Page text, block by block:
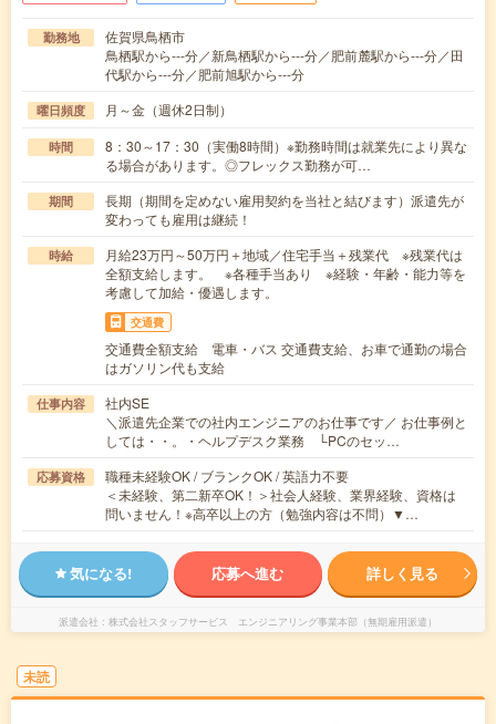
勤務地
佐賀県鳥栖市
鳥栖駅から---分／新鳥栖駅から---分／肥前麓駅から---分／田
代駅から---分／肥前旭駅から---分
曜日頻度 月～金（週休2日制）
時間
8：30～17：30（実働8時間）※勤務時間は就業先により異な
る場合があります。◎フレックス勤務が可…
期間
長期（期間を定めない雇用契約を当社と結びます）派遣先が
変わっても雇用は継続！
時給
月給23万円～50万円＋地域／住宅手当＋残業代 ※残業代は
全額支給します。 ※各種手当あり ※経験・年齢・能力等を
考慮して加給・優遇します。
交通費
交通費全額支給 電車・バス 交通費支給、お車で通勤の場合
はガソリン代も支給
仕事内容
社内SE
＼派遣先企業での社内エンジニアのお仕事です／ お仕事例と
しては・・。・ヘルプデスク業務 └PCのセッ…
応募資格
職種未経験OK / ブランクOK / 英語力不要
＜未経験、第二新卒OK！＞社会人経験、業界経験、資格は
問いません！※高卒以上の方（勉強内容は不問）▼…
気になる! 応募へ進む 詳しく見る
派遣会社 株式会社スタッフサービス エンジニアリング事業本部（無期雇用派遣）
未読